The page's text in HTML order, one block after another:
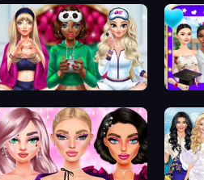
BFFs Luxury Loungewear Mean